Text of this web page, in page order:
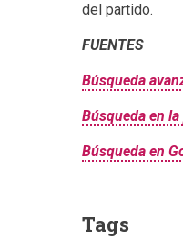
del partido.
FUENTES
Búsqueda
Búsqueda en
Búsqueda en
Tags